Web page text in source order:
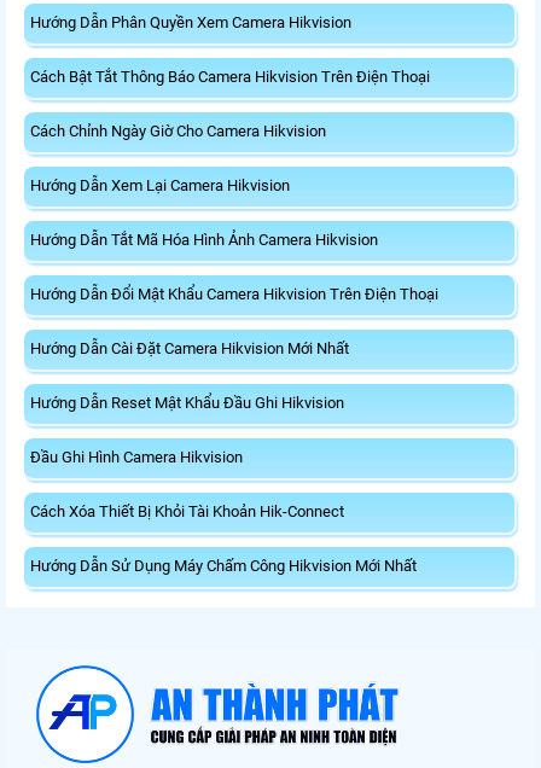
Hướng Dẫn Phân Quyền Xem Camera Hikvision
Cách Bật Tắt Thông Báo Camera Hikvision Trên Điện Thoại
Cách Chỉnh Ngày Giờ Cho Camera Hikvision
Hướng Dẫn Xem Lại Camera Hikvision
Hướng Dẫn Tắt Mã Hóa Hình Ảnh Camera Hikvision
Hướng Dẫn Đổi Mật Khẩu Camera Hikvision Trên Điện Thoại
Hướng Dẫn Cài Đặt Camera Hikvision Mới Nhất
Hướng Dẫn Reset Mật Khẩu Đầu Ghi Hikvision
Đầu Ghi Hình Camera Hikvision
Cách Xóa Thiết Bị Khỏi Tài Khoản Hik-Connect
Hướng Dẫn Sử Dụng Máy Chấm Công Hikvision Mới Nhất